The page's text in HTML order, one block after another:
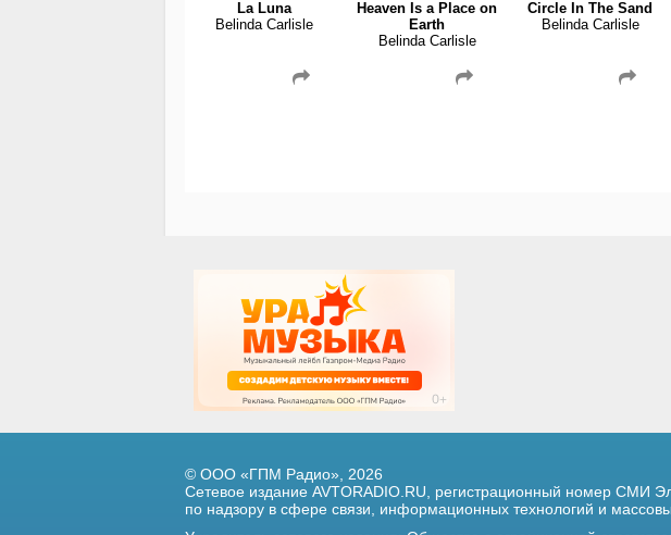
La Luna
Belinda Carlisle
Heaven Is a Place on
Earth
Belinda Carlisle
Circle In The Sand
Belinda Carlisle
© ООО «ГПМ Радио», 2026
Сетевое издание AVTORADIO.RU, регистрационный номер СМИ Эл
по надзору в сфере связи,
информационных технологий и